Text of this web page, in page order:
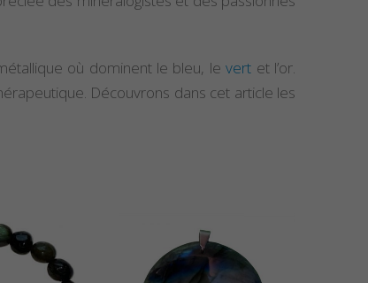
où dominent le bleu, levert et l’or.
Découvrons dans cet article les